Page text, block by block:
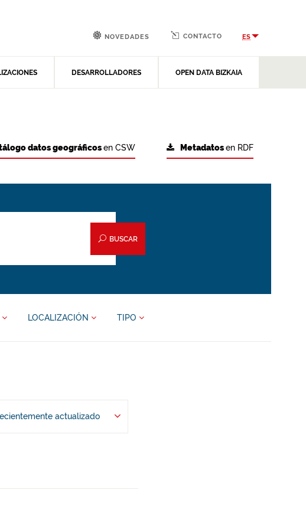
DESARROLLADORES OPEN DATA BIZKAIA
NOVEDADES CONTACTO ES
Metadatosen RDF
datos geográficosen CSW
BUSCAR
LOCALIZACIÓN TIPO
actualizado